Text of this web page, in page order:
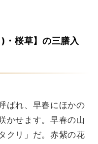
・桜草】の三膳入
ばれ、早春にほかの
かせます。早春の山
クリ」だ。赤紫の花